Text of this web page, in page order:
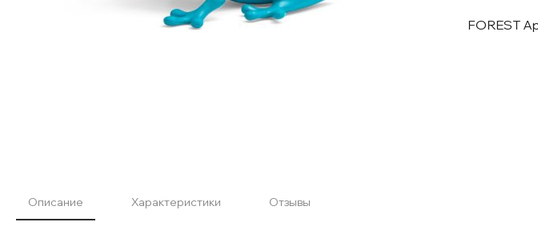
FOREST
Описание Характеристики Отзывы